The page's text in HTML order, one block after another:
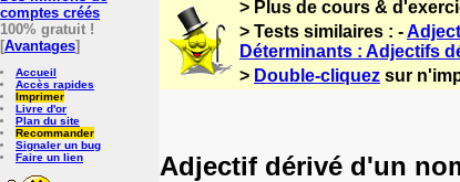
comptes créés
100% gratuit !
[Avantages]
Accueil
Accès rapides
Imprimer
Livre d'or
Plan du site
Recommander
Signaler un bug
Faire un lien
> Plus de cours &
> Tests similaires : -
Déterminants : Adjectifs
> Double-cliquez sur
Adjectif dérivé d'un